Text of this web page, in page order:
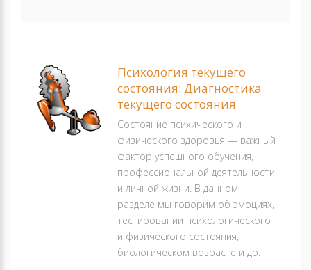
Психология текущего
состояния: Диагностика
текущего состояния
Состояние психического и
физического здоровья — важный
фактор успешного обучения,
профессиональной деятельности
и личной жизни. В данном
разделе мы говорим об эмоциях,
тестировании психологического
и физического состояния,
биологическом возрасте и др.